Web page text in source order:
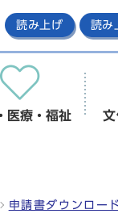
読み上げ 読み
医療・福祉
文
申請書ダウンロー